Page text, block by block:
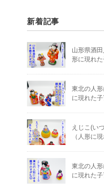
新着記事
山形県酒
形に現れ
東北の人
に現れた
えじこ(い
（人形に
東北の人
に現れた